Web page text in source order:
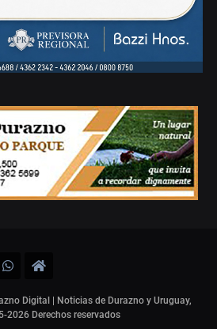
Digital | Noticias de Durazno y Uruguay,
2026 Derechos reservados